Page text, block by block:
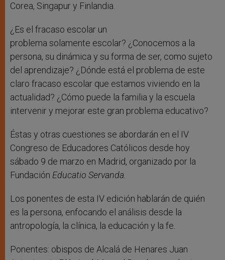
Corea, Singapur y Finlandia.
¿Es el fracaso escolar un
problema solamente escolar? ¿Conocemos a la
persona, su dinámica y su forma de ser, como sujeto
del aprendizaje? ¿Dónde está el problema de este
claro fracaso escolar que estamos viviendo en la
actualidad? ¿Cómo puede la familia y la escuela
intervenir y mejorar este gran problema educativo?
Éstas y otras cuestiones se abordarán en el IV
Congreso de Educadores Católicos desde hoy
sábado 9 de marzo en Madrid, organizado por la
Fundación Educatio Servanda.
Los ponentes de esta IV edición hablarán de quién
es la persona, enfocando el análisis desde la
antropología, la clínica, la educación y la fe.
Ponentes: obispos de Alcalá de Henares Juan